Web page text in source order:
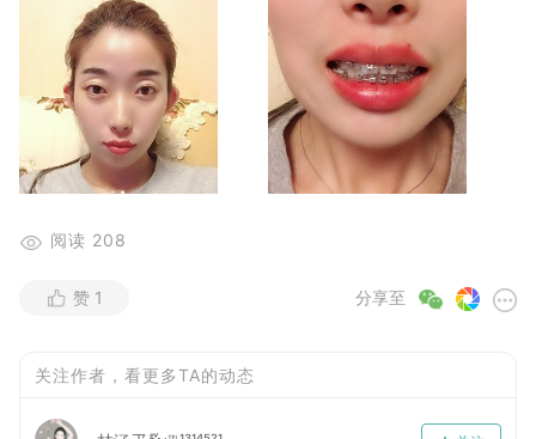
阅读 208
分享至
赞 1
关注作者，看更多TA的动态